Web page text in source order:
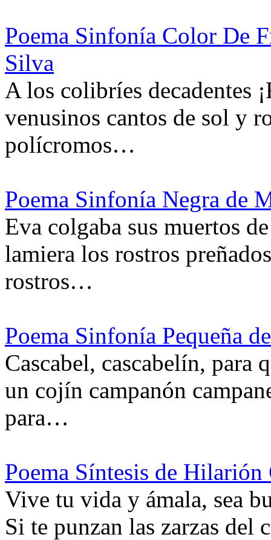
Poema Sinfonía Color De
Silva
A los colibríes decadentes
venusinos cantos de sol y
polícromos…
Poema Sinfonía Negra de
Eva colgaba sus muertos
lamiera los rostros
rostros…
Poema Sinfonía Pequeña
Cascabel, cascabelín, para
un cojín campanón
para…
Poema Síntesis de Hilarión
Vive tu vida y ámala, sea
Si te punzan las zarzas